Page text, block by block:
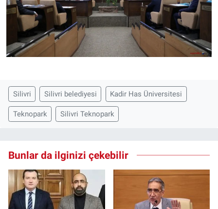
Silivri Silivri belediyesi Kadir Has Üniversitesi
Teknopark Silivri Teknopark
Bunlar da ilginizi çekebilir